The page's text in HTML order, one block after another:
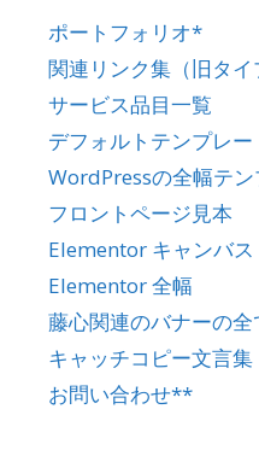
ポートフォリオ*
関連リンク集（旧タイ
サービス品目一覧
デフォルトテンプレー
WordPressの全幅テン
フロントページ見本
Elementor キャンバス
Elementor 全幅
藤心関連のバナーの全
キャッチコピー文言集
お問い合わせ**